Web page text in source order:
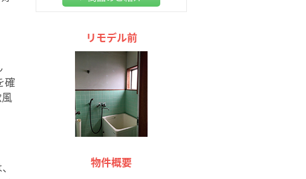
確
リモデル前
物件概要